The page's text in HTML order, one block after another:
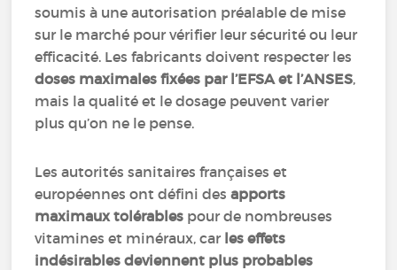
soumis à une autorisation préalable de mise
sur le marché pour vérifier leur sécurité ou leur
efficacité. Les fabricants doivent respecter les
doses maximales fixées par l’EFSA et l’ANSES,
mais la qualité et le dosage peuvent varier
plus qu’on ne le pense.
Les autorités sanitaires françaises et
européennes ont défini desapports
maximaux tolérables pour de nombreuses
vitamines et minéraux, car les effets
indésirables deviennent plus probables